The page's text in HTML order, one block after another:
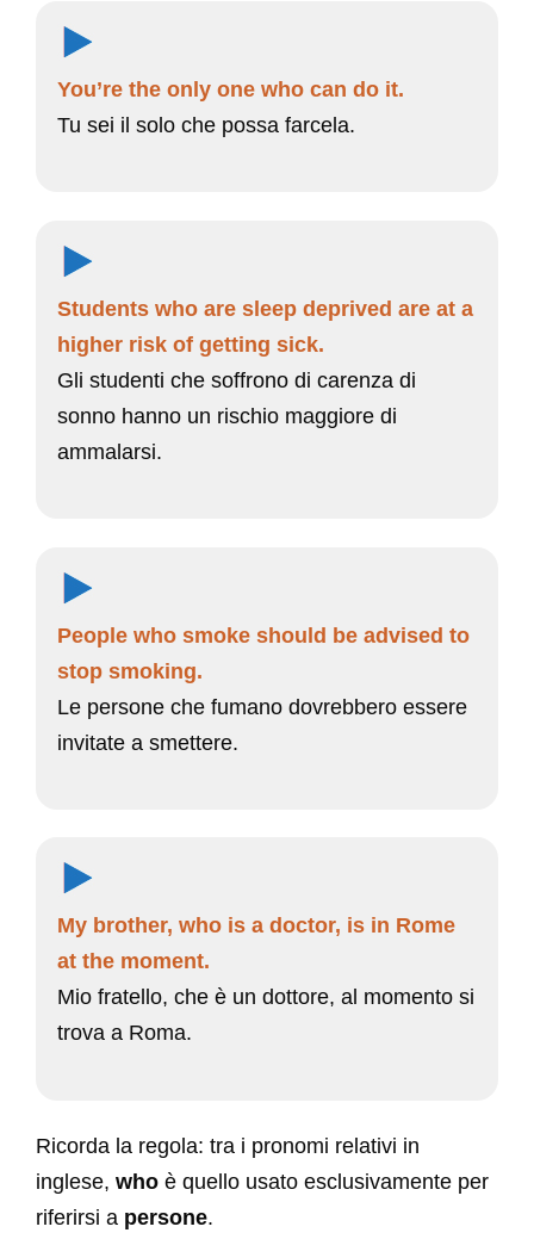
You’re the only one who can do it.
Tu sei il solo che possa farcela.
Students who are sleep deprived are at a
higher risk of getting sick.
Gli studenti che soffrono di carenza di
sonno hanno un rischio maggiore di
ammalarsi.
People who smoke should be advised to
stop smoking.
Le persone che fumano dovrebbero essere
invitate a smettere.
My brother, who is a doctor, is in Rome
at the moment.
Mio fratello, che è un dottore, al momento si
trova a Roma.
Ricorda la regola: tra i pronomi relativi in
inglese, who è quello usato esclusivamente per
riferirsi a persone.